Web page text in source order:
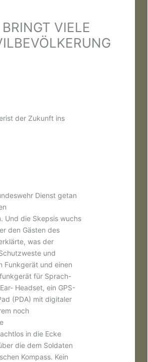
VIELE
der Zukunft ins
Dienst getan
Und die Skepsis wuchs
den Gästen des
was der
und
Funkgerät und einen
für Sprach-
Headset, ein GPS-
(PDA) mit digitaler
noch
in die Ecke
die dem Soldaten
Kompass. Kein